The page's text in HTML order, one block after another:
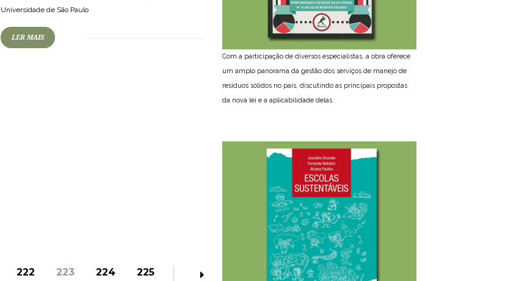
Universidade de São Paulo
LER MAIS
222 223 224 225
Com a participação de diversos especialistas, a obra oferece
um amplo panorama da gestão dos serviços de manejo de
resíduos sólidos no país, discutindo as principais propostas
da nova lei e a aplicabilidade delas.